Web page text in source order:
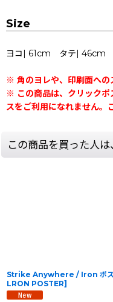
Size
ヨコ| 61cm タテ| 46cm
※ 角のヨレや、印刷面への
※ この商品は、クリック
スをご利用になれません。
この商品を買った人
Strike Anywhere / Iron ポス
LRON POSTER]